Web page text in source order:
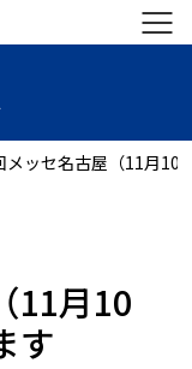
メッセ名古屋（11月10
11月10
す